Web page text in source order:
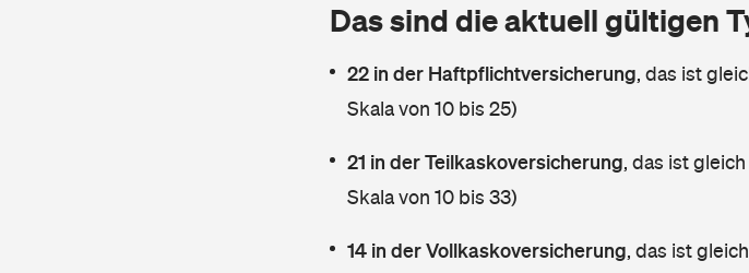
Das sind die aktuell gültigen
22 in der Haftpflichtversicherung, das ist
Skala von 10 bis 25)
21 in der Teilkaskoversicherung, das ist
Skala von 10 bis 33)
14 in der Vollkaskoversicherung, das ist